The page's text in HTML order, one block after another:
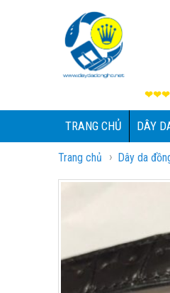
❤❤❤
TRANG CHỦ DÂY
Trang chủ › Dây da